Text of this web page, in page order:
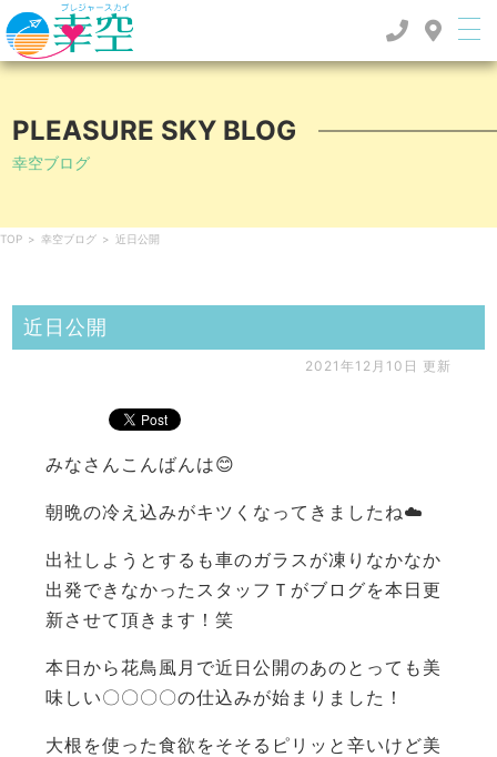
PLEASURE SKY BLOG
幸空ブログ
TOP > 幸空ブログ > 近日公開
近日公開
2021年12月10日 更新
みなさんこんばんは😊
朝晩の冷え込みがキツくなってきましたね☁️
出社しようとするも車のガラスが凍りなかなか
出発できなかったスタッフＴがブログを本日更
新させて頂きます！笑
本日から花鳥風月で近日公開のあのとっても美
味しい〇〇〇〇の仕込みが始まりました！
大根を使った食欲をそそるピリッと辛いけど美